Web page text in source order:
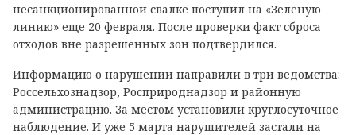
несанкционированной свалке поступил на «Зеленую
линию» еще 20 февраля. После проверки факт сброса
отходов вне разрешенных зон подтвердился.
Информацию о нарушении направили в три ведомства:
Россельхознадзор, Росприроднадзор и районную
администрацию. За местом установили круглосуточное
наблюдение. И уже 5 марта нарушителей застали на